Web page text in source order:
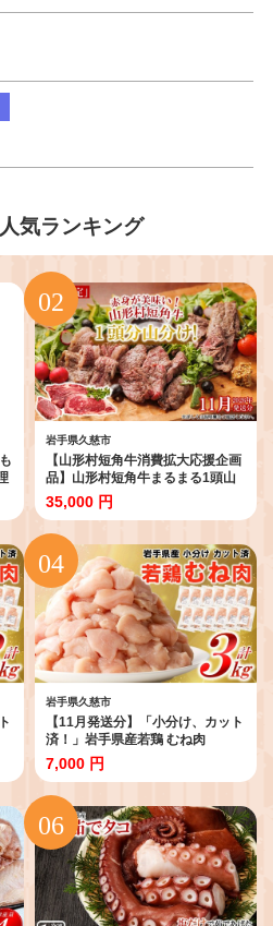
気ランキング
岩手県久慈市
【山形村短角牛消費拡大応援企画
品】山形村短角牛まるまる1頭山
分けセット（11月発送分）
35,000 円
岩手県久慈市
【11月発送分】「小分け、カット
済！」岩手県産若鶏 むね肉
250g×12P 計3kgセット 国産 鶏
肉 むね カット済 小分け 選べる 発
送月 冷凍 大容量 業務用 チキン
250g入 計 3.0kg 若鶏 送料無料 唐
揚げ おすすめ 便利
7,000 円